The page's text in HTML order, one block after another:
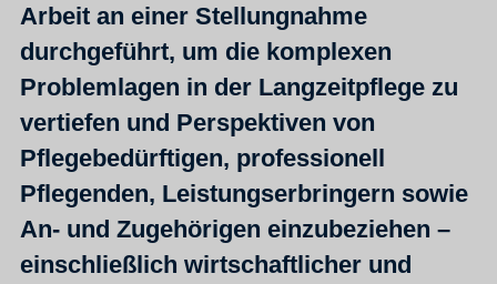
Arbeit an einer Stellungnahme
durchgeführt, um die komplexen
Problemlagen in der Langzeitpflege zu
vertiefen und Perspektiven von
Pflegebedürftigen, professionell
Pflegenden, Leistungserbringern sowie
An- und Zugehörigen einzubeziehen –
einschließlich wirtschaftlicher und